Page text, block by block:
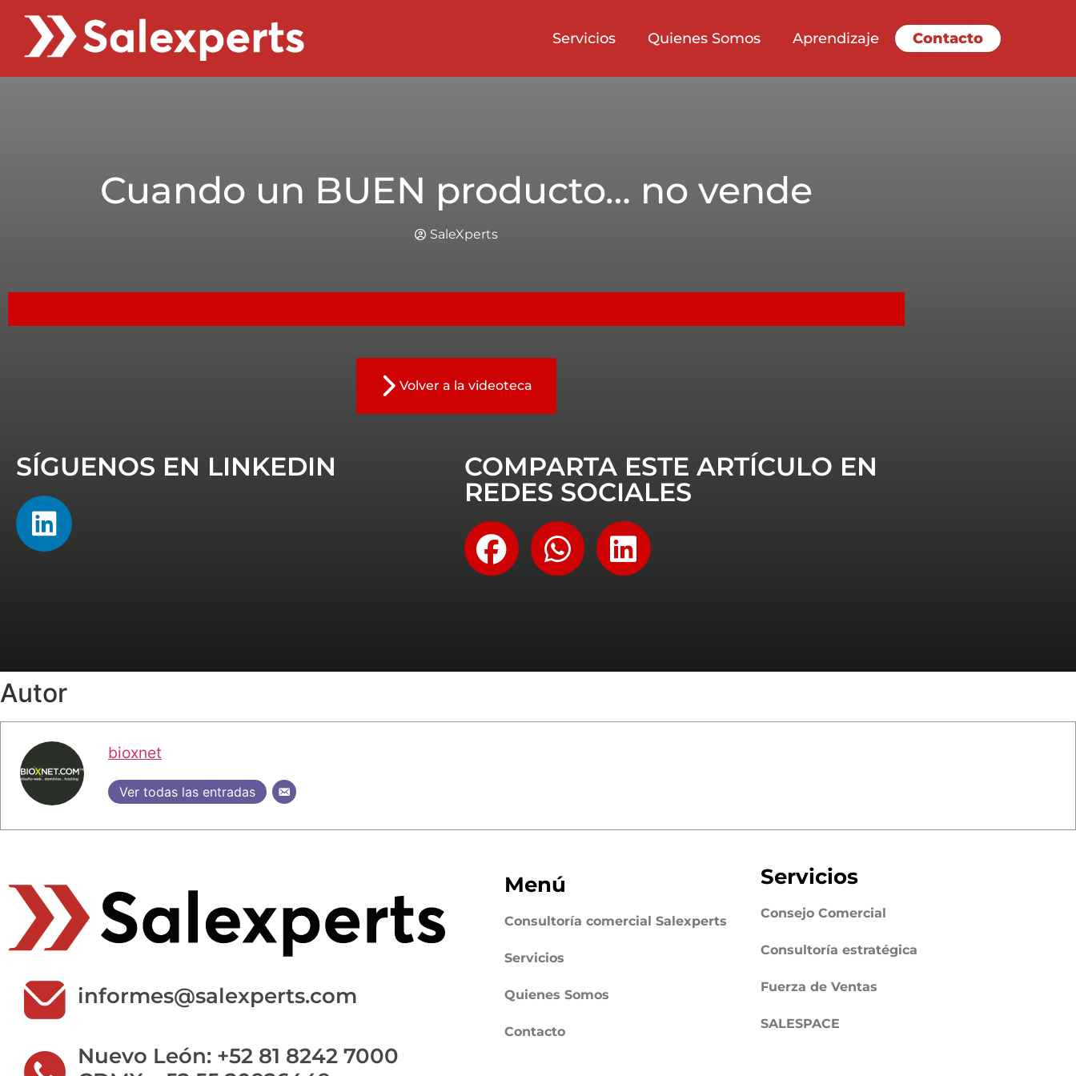
Servicios Quienes Somos Aprendizaje Contacto
Cuando un BUEN producto… no vende
SaleXperts
Volver a la videoteca
SÍGUENOS EN LINKEDIN
COMPARTA ESTE ARTÍCULO EN
REDES SOCIALES
Autor
bioxnet
Ver todas las entradas
informes@salexperts.com
Nuevo León: +52 81 8242 7000
Menú
Consultoría comercial Salexperts
Servicios
Quienes Somos
Contacto
Servicios
Consejo Comercial
Consultoría estratégica
Fuerza de Ventas
SALESPACE